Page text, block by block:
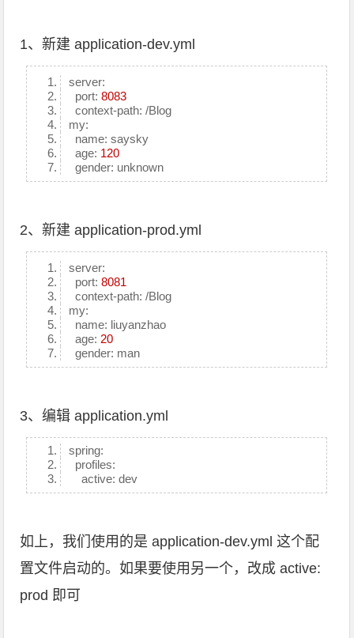
1、新建 application-dev.yml
server:
port:8083
context-path: /Blog
my:
name: saysky
age: 120
gender: unknown
2、新建 application-prod.yml
server:
port:8081
context-path: /Blog
my:
name: liuyanzhao
age:20
gender: man
3、编辑 application.yml
spring:
profiles:
active: dev
如上，我们使用的是 application-dev.yml 这个配
置文件启动的。如果要使用另一个，改成 active:
prod 即可